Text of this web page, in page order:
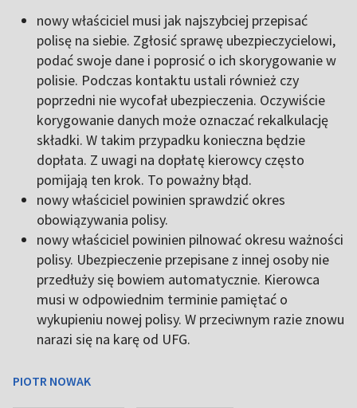
nowy właściciel musi jak najszybciej przepisać
polisę na siebie. Zgłosić sprawę ubezpieczycielowi,
podać swoje dane i poprosić o ich skorygowanie w
polisie. Podczas kontaktu ustali również czy
poprzedni nie wycofał ubezpieczenia. Oczywiście
korygowanie danych może oznaczać rekalkulację
składki. W takim przypadku konieczna będzie
dopłata. Z uwagi na dopłatę kierowcy często
pomijają ten krok. To poważny błąd.
nowy właściciel powinien sprawdzić okres
obowiązywania polisy.
nowy właściciel powinien pilnować okresu ważności
polisy. Ubezpieczenie przepisane z innej osoby nie
przedłuży się bowiem automatycznie. Kierowca
musi w odpowiednim terminie pamiętać o
wykupieniu nowej polisy. W przeciwnym razie znowu
narazi się na karę od UFG.
PIOTR NOWAK